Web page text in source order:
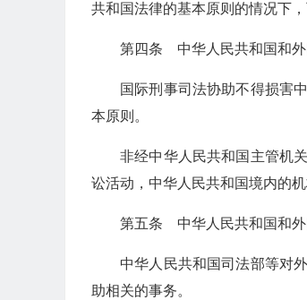
共和国法律的基本原则的情况下
第四条 中华人民共和国和外
国际刑事司法协助不得损害
本原则。
非经中华人民共和国主管机
讼活动，中华人民共和国境内的
第五条 中华人民共和国和外
中华人民共和国司法部等对
助相关的事务。